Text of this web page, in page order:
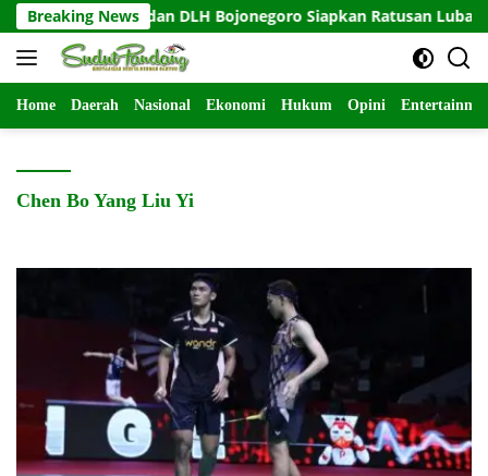
Langsung
ke
konten
Breaking News
Kesongo dan DLH Bojonegoro Siapkan Ratusan Lubang Tanam
Home Daerah Nasional Ekonomi Hukum Opini
Chen Bo Yang Liu Yi